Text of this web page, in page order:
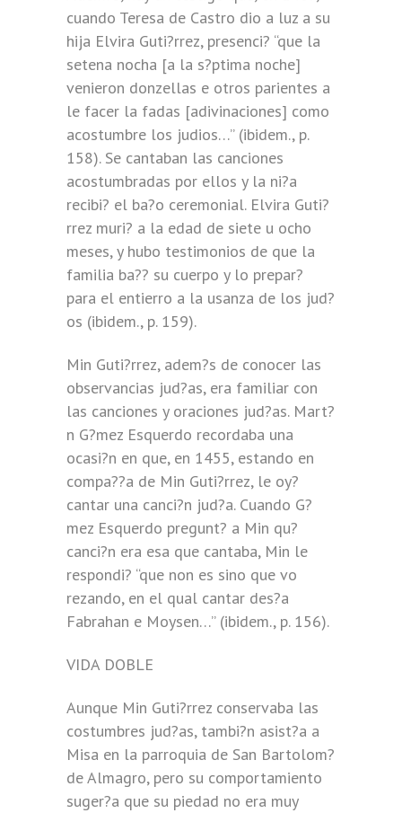
cuando Teresa de Castro dio a luz a su
hija Elvira Guti?rrez, presenci? “que la
setena nocha [a la s?ptima noche]
venieron donzellas e otros parientes a
le facer la fadas [adivinaciones] como
acostumbre los judios…” (ibidem., p.
158). Se cantaban las canciones
acostumbradas por ellos y la ni?a
recibi? el ba?o ceremonial. Elvira Guti?
rrez muri? a la edad de siete u ocho
meses, y hubo testimonios de que la
familia ba?? su cuerpo y lo prepar?
para el entierro a la usanza de los jud?
os (ibidem., p. 159).
Min Guti?rrez, adem?s de conocer las
observancias jud?as, era familiar con
las canciones y oraciones jud?as. Mart?
n G?mez Esquerdo recordaba una
ocasi?n en que, en 1455, estando en
compa??a de Min Guti?rrez, le oy?
cantar una canci?n jud?a. Cuando G?
mez Esquerdo pregunt? a Min qu?
canci?n era esa que cantaba, Min le
respondi? “que non es sino que vo
rezando, en el qual cantar des?a
Fabrahan e Moysen…” (ibidem., p. 156).
VIDA DOBLE
Aunque Min Guti?rrez conservaba las
costumbres jud?as, tambi?n asist?a a
Misa en la parroquia de San Bartolom?
de Almagro, pero su comportamiento
suger?a que su piedad no era muy